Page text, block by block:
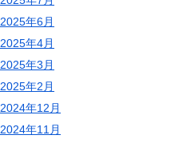
2025年6月
2025年4月
2025年3月
2025年2月
2024年12月
2024年11月